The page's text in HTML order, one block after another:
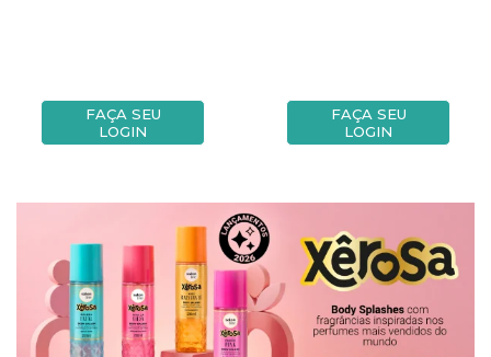
FAÇA SEU
LOGIN
FAÇA SEU
LOGIN